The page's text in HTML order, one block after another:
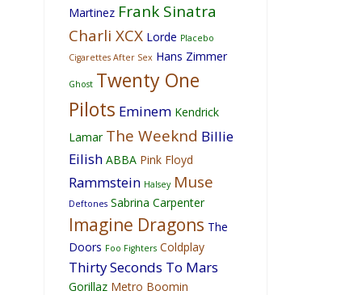
Martinez Frank Sinatra
Charli XCX Lorde Placebo
Cigarettes After Sex Hans Zimmer
Ghost Twenty One
Pilots Eminem Kendrick
Lamar The Weeknd Billie
Eilish ABBA Pink Floyd
Rammstein Halsey Muse
Deftones Sabrina Carpenter
Imagine Dragons The
Doors Foo Fighters Coldplay
Thirty Seconds To Mars
Gorillaz Metro Boomin